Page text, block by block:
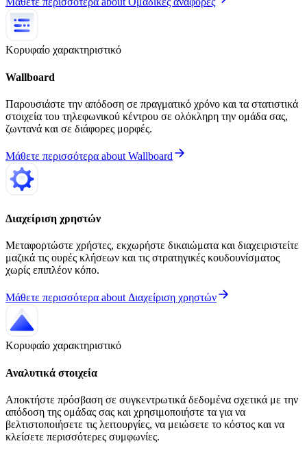
Κορυφαίο χαρακτηριστικό
Wallboard
Παρουσιάστε την απόδοση σε πραγματικό χρόνο και τα στατιστικά
στοιχεία του τηλεφωνικού κέντρου σε ολόκληρη την ομάδα σας,
ζωντανά και σε διάφορες μορφές.
Μάθετε περισσότερα about Wallboard
Διαχείριση χρηστών
Μεταφορτώστε χρήστες, εκχωρήστε δικαιώματα και διαχειριστείτε
μαζικά τις ουρές κλήσεων και τις στρατηγικές κουδουνίσματος
χωρίς επιπλέον κόπο.
Μάθετε περισσότερα about Διαχείριση χρηστών
Κορυφαίο χαρακτηριστικό
Αναλυτικά στοιχεία
Αποκτήστε πρόσβαση σε συγκεντρωτικά δεδομένα σχετικά με την
απόδοση της ομάδας σας και χρησιμοποιήστε τα για να
βελτιστοποιήσετε τις λειτουργίες, να μειώσετε το κόστος και να
κλείσετε περισσότερες συμφωνίες.